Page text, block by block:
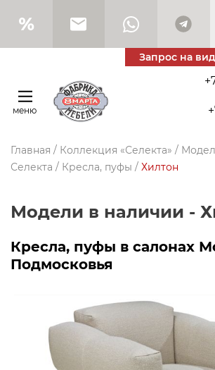
Запрос на
меню
Главная / Коллекция «Селекта» /
Селекта / Кресла, пуфы / Хилтон
Модели в наличии -
Кресла, пуфы в салонах
Подмосковья